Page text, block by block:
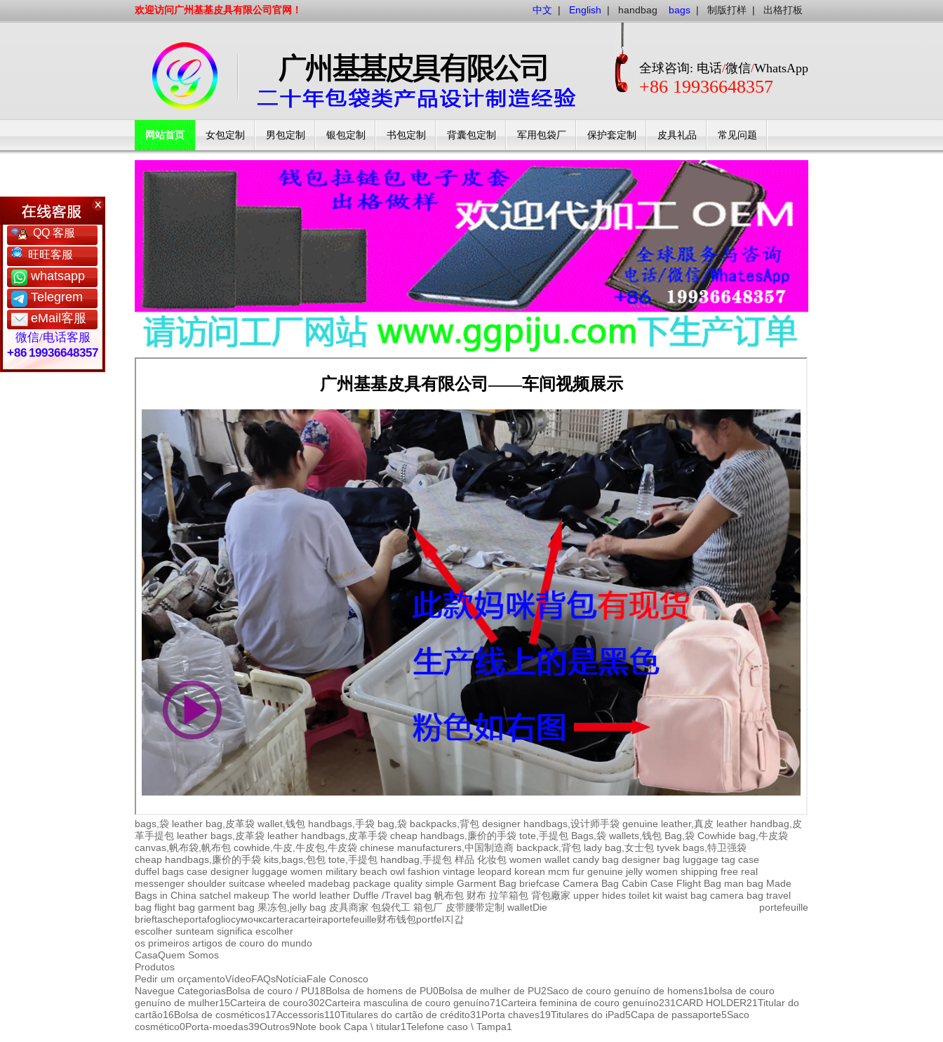
QQ 客服
旺旺客服
whatsapp
Telegrem
eMail客服
微信/电话客服
+86 19936648357
欢迎访问广州基基皮具有限公司官网！ 中文 | English | handbag bags | 制版打样 | 出格打板
全球咨询: 电话/微信/WhatsApp
+86 19936648357
网站首页 女包定制 男包定制 银包定制 书包定制 背囊包定制 军用包袋厂 保护套定制 皮具礼品 常见问题
工厂简介
bags,袋 leather bag,皮革袋 wallet,钱包 handbags,手袋 bag,袋 backpacks,背包 designer handbags,设计师手袋 genuine leather,真皮 leather handbag,皮
革手提包 leather bags,皮革袋 leather handbags,皮革手袋 cheap handbags,廉价的手袋 tote,手提包 Bags,袋 wallets,钱包 Bag,袋 Cowhide bag,牛皮袋
canvas,帆布袋,帆布包 cowhide,牛皮,牛皮包,牛皮袋 chinese manufacturers,中国制造商 backpack,背包 lady bag,女士包 tyvek bags,特卫强袋
cheap handbags,廉价的手袋 kits,bags,包包 tote,手提包 handbag,手提包 样品 化妆包 women wallet candy bag designer bag luggage tag case
duffel bags case designer luggage women military beach owl fashion vintage leopard korean mcm fur genuine jelly women shipping free real
messenger shoulder suitcase wheeled madebag package quality simple Garment Bag briefcase Camera Bag Cabin Case Flight Bag man bag Made
Bags in China satchel makeup The world leather Duffle /Travel bag 帆布包 财布 拉竿箱包 背包廠家 upper hides toilet kit waist bag camera bag travel
bag flight bag garment bag 果冻包,jelly bag 皮具商家 包袋代工 箱包厂 皮带腰带定制 wallet portefeuille
Die
brieftascheportafoglioсумочкcarteracarteiraportefeuille财布钱包portfel지갑
escolher sunteam significa escolher
os primeiros artigos de couro do mundo
CasaQuem Somos
Produtos
Pedir um orçamentoVídeoFAQsNotíciaFale Conosco
Navegue CategoriasBolsa de couro / PU18Bolsa de homens de PU0Bolsa de mulher de PU2Saco de couro genuíno de homens1bolsa de couro
genuíno de mulher15Carteira de couro302Carteira masculina de couro genuíno71Carteira feminina de couro genuíno231CARD HOLDER21Titular do
cartão16Bolsa de cosméticos17Accessoris110Titulares do cartão de crédito31Porta chaves19Titulares do iPad5Capa de passaporte5Saco
cosmético0Porta-moedas39Outros9Note book Capa \ titular1Telefone caso \ Tampa1